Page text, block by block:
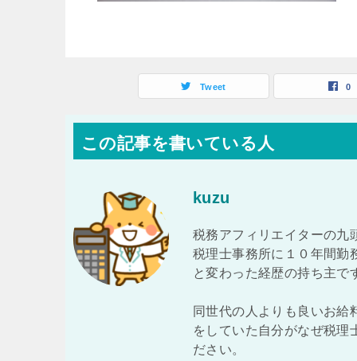
Tweet 0
この記事を書いている人
kuzu
税務アフィリエイターの九
税理士事務所に１０年間勤
と変わった経歴の持ち主で
同世代の人よりも良いお給
をしていた自分がなぜ税理
ださい。